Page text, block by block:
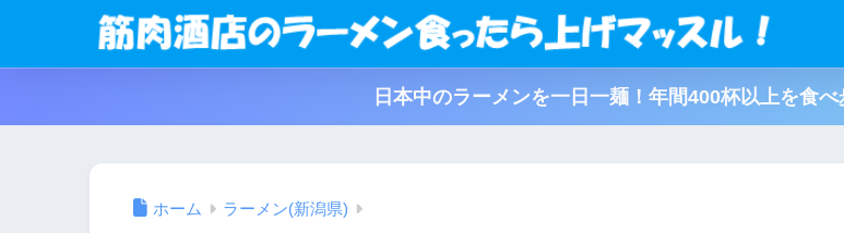
日本中のラーメンを一日一麺！年間400杯以上を食
ホーム ラーメン(新潟県)